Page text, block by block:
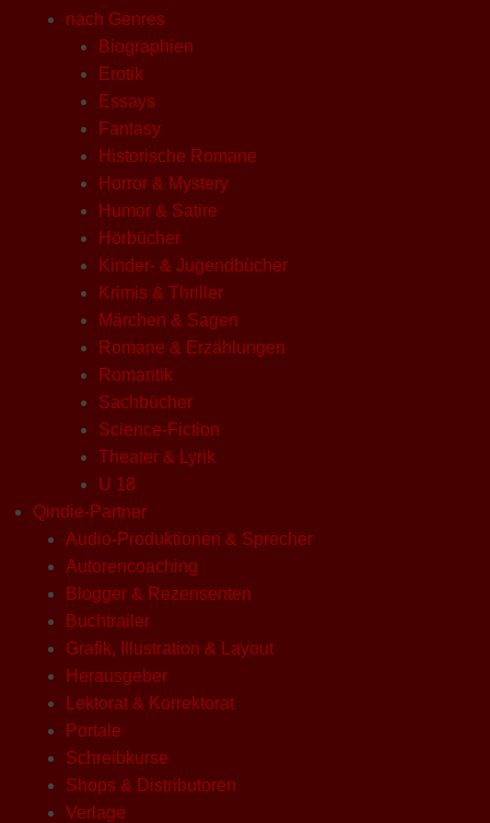
nach Genres
Biographien
Erotik
Essays
Fantasy
Historische Romane
Horror & Mystery
Humor & Satire
Hörbücher
Kinder- & Jugendbücher
Krimis & Thriller
Märchen & Sagen
Romane & Erzählungen
Romantik
Sachbücher
Science-Fiction
Theater & Lyrik
U 18
Qindie-Partner
Audio-Produktionen & Sprecher
Autorencoaching
Blogger & Rezensenten
Buchtrailer
Grafik, Illustration & Layout
Herausgeber
Lektorat & Korrektorat
Portale
Schreibkurse
Shops & Distributoren
Verlage